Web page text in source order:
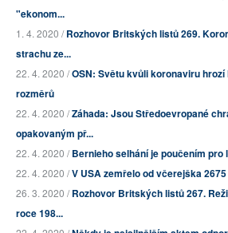
"ekonom...
1. 4. 2020 /Rozhovor Britských listů 269.
strachu ze...
22. 4. 2020 /OSN: Světu kvůli koronaviru
rozměrů
22. 4. 2020 /Záhada: Jsou Středoevropané
opakovaným př...
22. 4. 2020 /Bernieho selhání je poučením pro
22. 4. 2020 /V USA zemřelo od včerejška
26. 3. 2020 /Rozhovor Britských listů 267.
roce 198...